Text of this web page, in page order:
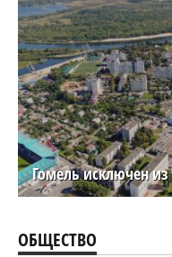
Гомель исключен
ОБЩЕСТВО